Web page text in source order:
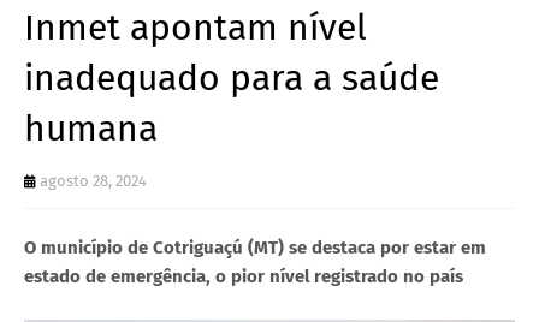
Inmet apontam nível
inadequado para a saúde
humana
agosto 28, 2024
O município de Cotriguaçú (MT) se destaca por estar em
estado de emergência, o pior nível registrado no país